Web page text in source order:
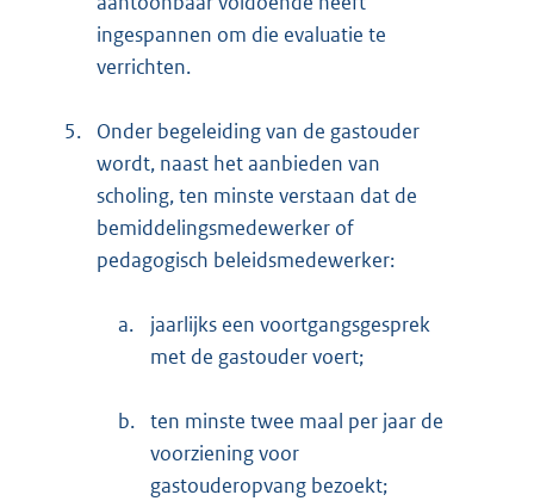
ingespannen om die evaluatie te
verrichten.
5.
Onder begeleiding van de gastouder
wordt, naast het aanbieden van
scholing, ten minste verstaan dat de
bemiddelingsmedewerker of
pedagogisch beleidsmedewerker:
a.
jaarlijks een voortgangsgesprek
met de gastouder voert;
b. ten minste twee maal per jaar de
voorziening voor
gastouderopvang bezoekt;